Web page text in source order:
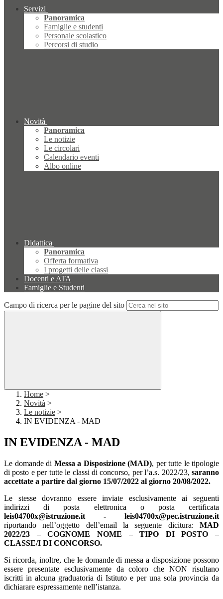
Servizi
Panoramica
Famiglie e studenti
Personale scolastico
Percorsi di studio
Novità
Panoramica
Le notizie
Le circolari
Calendario eventi
Albo online
Didattica
Panoramica
Offerta formativa
I progetti delle classi
Docenti e ATA
Famiglie e Studenti
Campo di ricerca per le pagine del sito
Home >
Novità >
Le notizie >
IN EVIDENZA - MAD
IN EVIDENZA - MAD
Le domande di Messa a Disposizione (MAD), per tutte le tipologie
di posto e per tutte le classi di concorso, per l’a.s. 2022/23, saranno
accettate a partire dal giorno 15/07/2022 al giorno 20/08/2022.
Le stesse dovranno essere inviate esclusivamente ai seguenti
indirizzi di posta elettronica o posta certificata
leis04700x@istruzione.it - leis04700x@pec.istruzione.it
riportando nell’oggetto dell’email la seguente dicitura: MAD
2022/23 – COGNOME NOME – TIPO DI POSTO –
CLASSE/I DI CONCORSO.
Si ricorda, inoltre, che le domande di messa a disposizione possono
essere presentate esclusivamente da coloro che NON risultano
iscritti in alcuna graduatoria di Istituto e per una sola provincia da
dichiarare espressamente nell’istanza.